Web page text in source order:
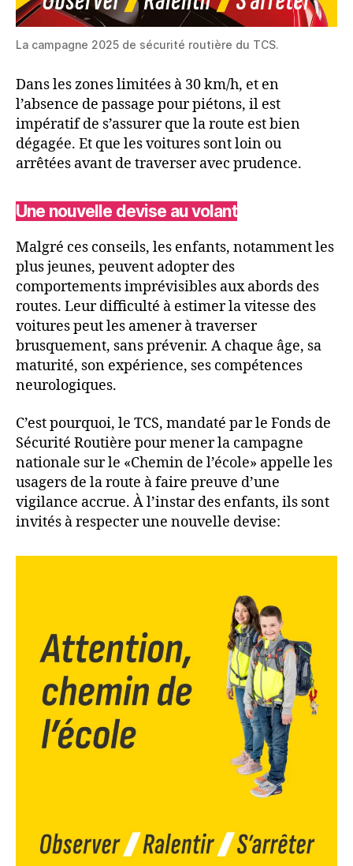
La campagne 2025 de sécurité routière du TCS.
Dans les zones limitées à 30 km/h, et en
l’absence de passage pour piétons, il est
impératif de s’assurer que la route est bien
dégagée. Et que les voitures sont loin ou
arrêtées avant de traverser avec prudence.
Une nouvelle devise au volant
Malgré ces conseils, les enfants, notamment les
plus jeunes, peuvent adopter des
comportements imprévisibles aux abords des
routes. Leur difficulté à estimer la vitesse des
voitures peut les amener à traverser
brusquement, sans prévenir. A chaque âge, sa
maturité, son expérience, ses compétences
neurologiques.
C’est pourquoi, le TCS, mandaté par le Fonds de
Sécurité Routière pour mener la campagne
nationale sur le «Chemin de l’école» appelle les
usagers de la route à faire preuve d’une
vigilance accrue. À l’instar des enfants, ils sont
invités à respecter une nouvelle devise: